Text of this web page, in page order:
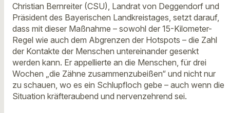
Christian Bernreiter (CSU), Landrat von Deggendorf und
Präsident des Bayerischen Landkreistages, setzt darauf,
dass mit dieser Maßnahme – sowohl der 15-Kilometer-
Regel wie auch dem Abgrenzen der Hotspots – die Zahl
der Kontakte der Menschen untereinander gesenkt
werden kann. Er appellierte an die Menschen, für drei
Wochen „die Zähne zusammenzubeißen“ und nicht nur
zu schauen, wo es ein Schlupfloch gebe – auch wenn die
Situation kräfteraubend und nervenzehrend sei.